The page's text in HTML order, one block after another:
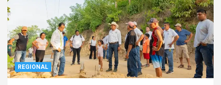
REGIONAL